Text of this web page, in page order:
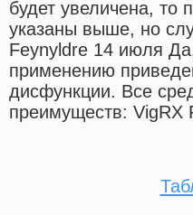
будет увеличена, то
указаны выше, но
Feynyldre 14 июля
применению
дисфункции. Все
преимуществ: VigRX